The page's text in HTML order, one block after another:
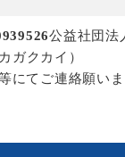
公益社団法
ガクカイ）
にてご連絡願いま